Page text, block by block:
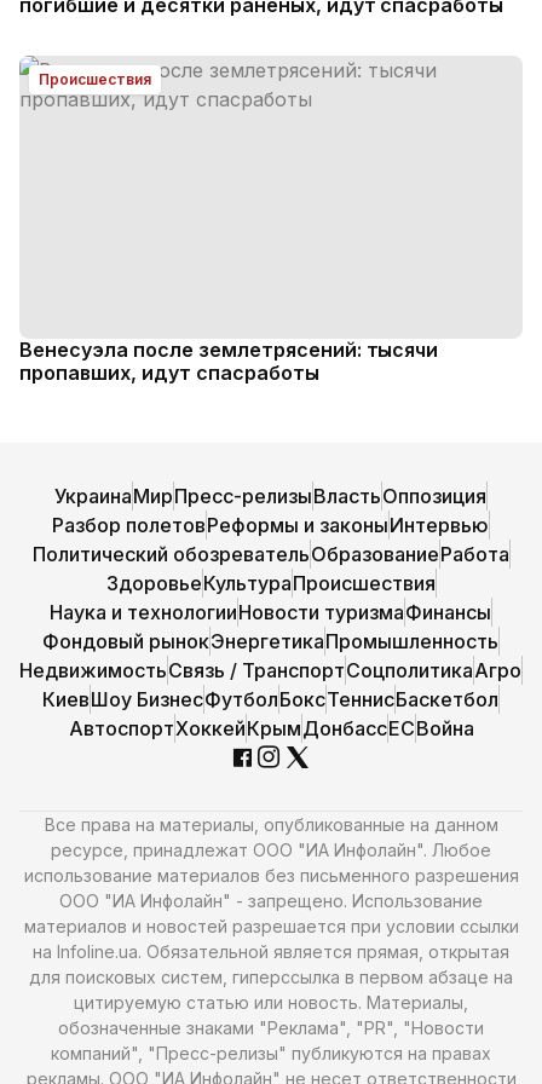
погибшие и десятки раненых, идут спасработы
Происшествия
Венесуэла после землетрясений: тысячи
пропавших, идут спасработы
УкраинаМирПресс-релизыВластьОппозиция
Разбор полетовРеформы и законыИнтервью
Политический обозревательОбразованиеРабота
ЗдоровьеКультураПроисшествия
Наука и технологииНовости туризмаФинансы
Фондовый рынокЭнергетикаПромышленность
НедвижимостьСвязь / ТранспортСоцполитикаАгро
КиевШоу БизнесФутболБоксТеннисБаскетбол
АвтоспортХоккейКрымДонбассЕСВойна
Все права на материалы, опубликованные на данном
ресурсе, принадлежат ООО "ИА Инфолайн". Любое
использование материалов без письменного разрешения
ООО "ИА Инфолайн" - запрещено. Использование
материалов и новостей разрешается при условии ссылки
на Infoline.ua. Обязательной является прямая, открытая
для поисковых систем, гиперссылка в первом абзаце на
цитируемую статью или новость. Материалы,
обозначенные знаками "Реклама", "PR", "Новости
компаний", "Пресс-релизы" публикуются на правах
рекламы. ООО "ИА Инфолайн" не несет ответственности